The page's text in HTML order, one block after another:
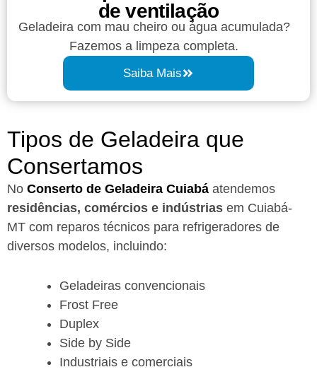
de ventilação
Geladeira com mau cheiro ou água acumulada?
Fazemos a limpeza completa.
Saiba Mais
Tipos de Geladeira que
Consertamos
No Conserto de Geladeira Cuiabá atendemos
residências, comércios e indústrias em Cuiabá-
MT com reparos técnicos para refrigeradores de
diversos modelos, incluindo:
Geladeiras convencionais
Frost Free
Duplex
Side by Side
Industriais e comerciais